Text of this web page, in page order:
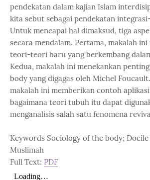
pendekatan dalam kajian Islam
kita sebut sebagai pendekatan
Untuk mencapai hal dimaksud, tiga
secara mendalam. Pertama, makalah ini
teori-teori baru yang berkembang
Kedua, makalah ini menekankan
body yang digagas oleh Michel
makalah ini memberikan contoh
bagaimana teori tubuh itu dapat
menganalisis salah satu fenomena
Keywords Sociology of the body; Docile
Muslimah
Full Text: PDF